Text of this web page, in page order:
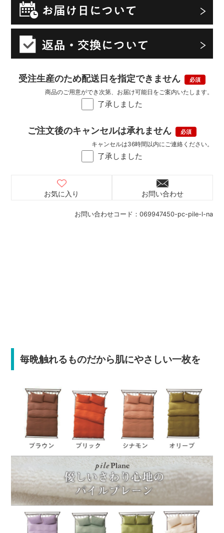
お問い合わせコード： 069947450-pc-pile-l-na
受注生産のため配送日を指定できません
了承しました
商品のご用意ができ次第、お届け可能日をご案内いたします。
ご注文後のキャンセルは承れません
了承しました
キャンセルは36時間以内にご連絡ください。
お気に入り お問い合わせ
毎晩触れるものだから肌にやさしい一枚を